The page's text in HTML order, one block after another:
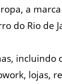
a
do Rio de
incluindo
lojas,